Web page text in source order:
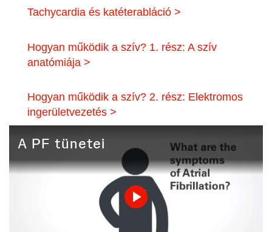
Tachycardia és katéterabláció >
Hogyan működik a szív? 1. rész: A szív
anatómiája >
Hogyan működik a szív? 2. rész: Elektromos
ingerületvezetés >
A PF tünetei
Play